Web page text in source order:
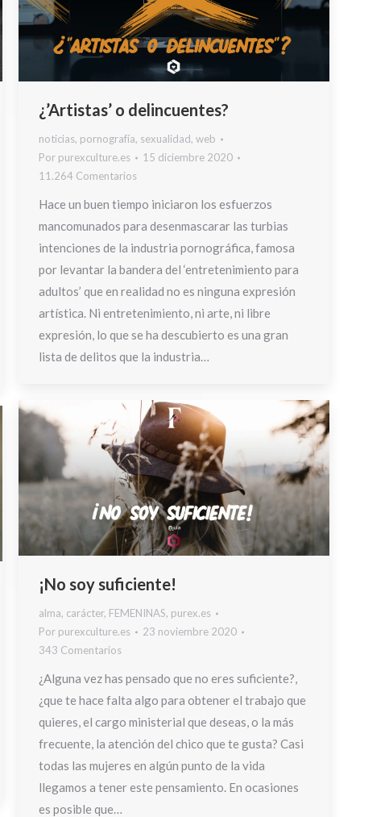
¿’Artistas’ o delincuentes?
noticias, pornografía, sexualidad, web
Por purexculture.es
15 diciembre 2020
11.264 Comentarios
Hace un buen tiempo iniciaron los esfuerzos
mancomunados para desenmascarar las turbias
intenciones de la industria pornográfica, famosa
por levantar la bandera del ‘entretenimiento para
adultos’ que en realidad no es ninguna expresión
artística. Ni entretenimiento, ni arte, ni libre
expresión, lo que se ha descubierto es una gran
lista de delitos que la industria…
¡No soy suficiente!
alma, carácter, FEMENINAS, purex.es
Por purexculture.es
23 noviembre 2020
343 Comentarios
¿Alguna vez has pensado que no eres suficiente?,
¿que te hace falta algo para obtener el trabajo que
quieres, el cargo ministerial que deseas, o la más
frecuente, la atención del chico que te gusta? Casi
todas las mujeres en algún punto de la vida
llegamos a tener este pensamiento. En ocasiones
es posible que…